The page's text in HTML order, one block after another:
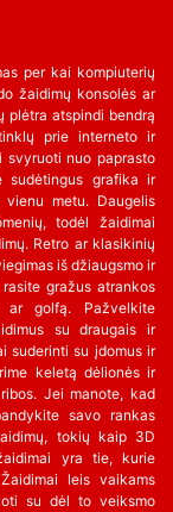
per kai kompiuterių
žaidimų konsolės ar
plėtra atspindi bendrą
prie interneto ir
svyruoti nuo paprasto
sudėtingus grafika ir
metu. Daugelis
todėl žaidimai
Retro ar klasikinių
iš džiaugsmo ir
gražus atrankos
ar golfą. Pažvelkite
su draugais ir
suderinti su įdomus ir
keletą dėlionės ir
Jei manote, kad
savo rankas
tokių kaip 3D
yra tie, kurie
leis vaikams
su dėl to veiksmo